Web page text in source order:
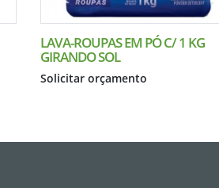
LAVA-ROUPAS EM PÓ C/ 1 KG
GIRANDO SOL
Solicitar orçamento